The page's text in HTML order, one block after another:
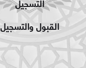
القبول والتسجيل